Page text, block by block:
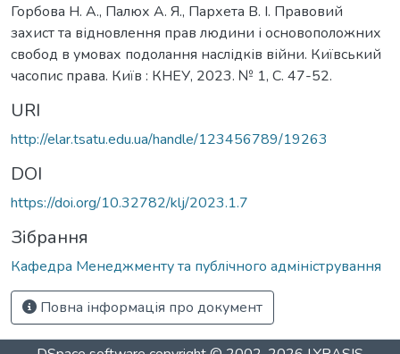
Горбова Н. А., Палюх А. Я., Пархета В. І. Правовий
захист та відновлення прав людини і основоположних
свобод в умовах подолання наслідків війни. Київський
часопис права. Київ : КНЕУ, 2023. № 1, С. 47-52.
URI
http://elar.tsatu.edu.ua/handle/123456789/19263
DOI
https://doi.org/10.32782/klj/2023.1.7
Зібрання
Кафедра Менеджменту та публічного адміністрування
Повна інформація про документ